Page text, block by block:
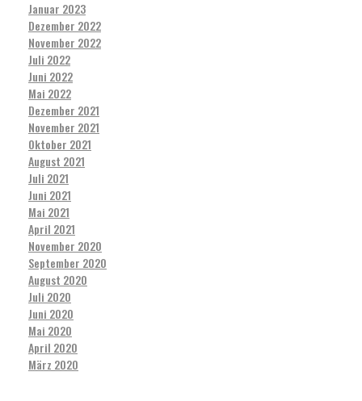
Januar 2023
Dezember 2022
November 2022
Juli 2022
Juni 2022
Mai 2022
Dezember 2021
November 2021
Oktober 2021
August 2021
Juli 2021
Juni 2021
Mai 2021
April 2021
November 2020
September 2020
August 2020
Juli 2020
Juni 2020
Mai 2020
April 2020
März 2020